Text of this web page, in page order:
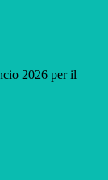
2026 per il